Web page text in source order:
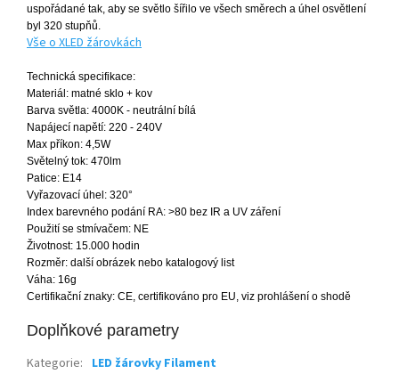
uspořádané tak, aby se světlo šířilo ve všech směrech a úhel osvětlení
byl 320 stupňů.
Vše o XLED žárovkách
Technická specifikace:
Materiál: matné sklo + kov
Barva světla: 4000K - neutrální bílá
Napájecí napětí: 220 - 240V
Max příkon: 4,5W
Světelný tok: 470lm
Patice: E14
Vyřazovací úhel: 320°
Index barevného podání RA: >80 bez IR a UV záření
Použití se stmívačem: NE
Životnost: 15.000 hodin
Rozměr: další obrázek nebo katalogový list
Váha: 16g
Certifikační znaky: CE, certifikováno pro EU, viz prohlášení o shodě
Doplňkové parametry
Kategorie: LED žárovky Filament